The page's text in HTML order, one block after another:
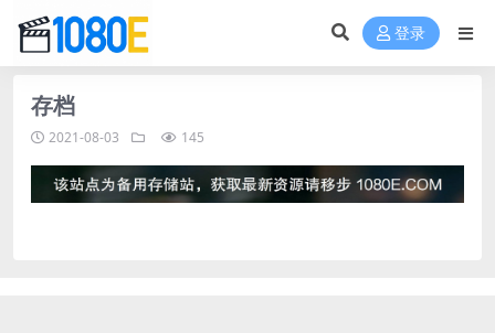
登录
存档
2021-08-03 145